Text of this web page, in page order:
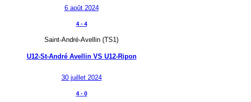
6 août 2024
4- 4
Saint-André-Avellin (TS1)
U12-St-André AvellinVS U12-Ripon
30 juillet 2024
4- 0